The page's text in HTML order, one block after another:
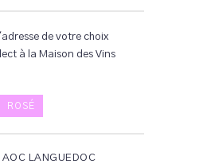
de votre choix
à la Maison des Vins
ROSÉ
AOC LANGUEDOC